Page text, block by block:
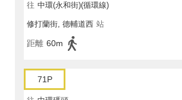
往 中環(永和街)(循環線)
修打蘭街, 德輔道西 站
距離 60m
71P